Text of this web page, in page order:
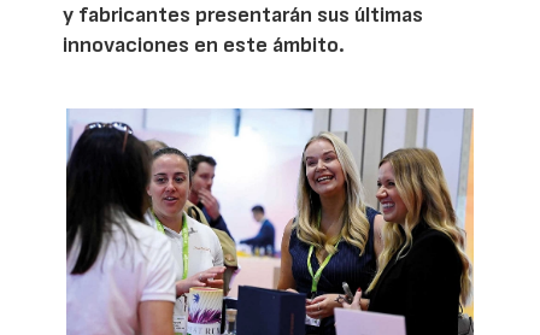
y fabricantes presentarán sus últimas
innovaciones en este ámbito.